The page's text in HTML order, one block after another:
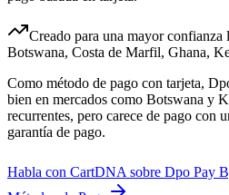
Creado para una mayor
Botswana, Costa de Marfil, Ghana,
Como método de pago con tarjeta,
bien en mercados como Botswana y
recurrentes, pero carece de pago con
garantía de pago.
Habla con CartDNA sobre Dpo Pay